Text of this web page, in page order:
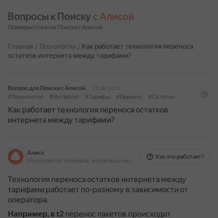
Вопросы к Поиску с Алисой
Примеры ответов Поиска с Алисой
Главная / Технологии / Как работает технология переноса
остатков интернета между тарифами?
Вопрос для Поиска с Алисой
13 августа
#Технологии
#Интернет #Тарифы #Перенос #Остатки
Как работает технология переноса остатков
интернета между тарифами?
Алиса
На основе источников, возможны неточности
Как это работает?
Технология переноса остатков интернета между
тарифами работает по-разному в зависимости от
оператора.
Например, в t2 перенос пакетов происходит